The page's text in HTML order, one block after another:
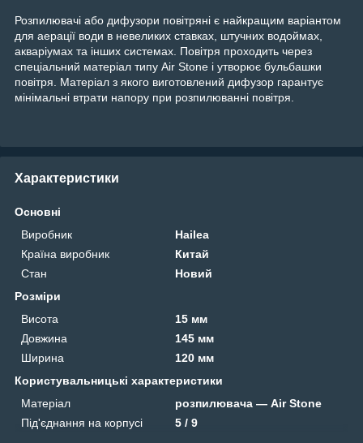
Розпилювачі або дифузори повітряні є найкращим варіантом
для аерації води в невеликих ставках, штучних водоймах,
акваріумах та інших системах. Повітря проходить через
спеціальний матеріал типу Air Stone і утворює бульбашки
повітря. Матеріал з якого виготовлений дифузор гарантує
мінімальні втрати напору при розпилюванні повітря.
Характеристики
Основні
Виробник
Hailea
Країна виробник
Китай
Стан
Новий
Розміри
Висота
15 мм
Довжина
145 мм
Ширина
120 мм
Користувальницькі характеристики
Матеріал
розпилювача — Air Stone
Під'єднання на корпусі
5 / 9